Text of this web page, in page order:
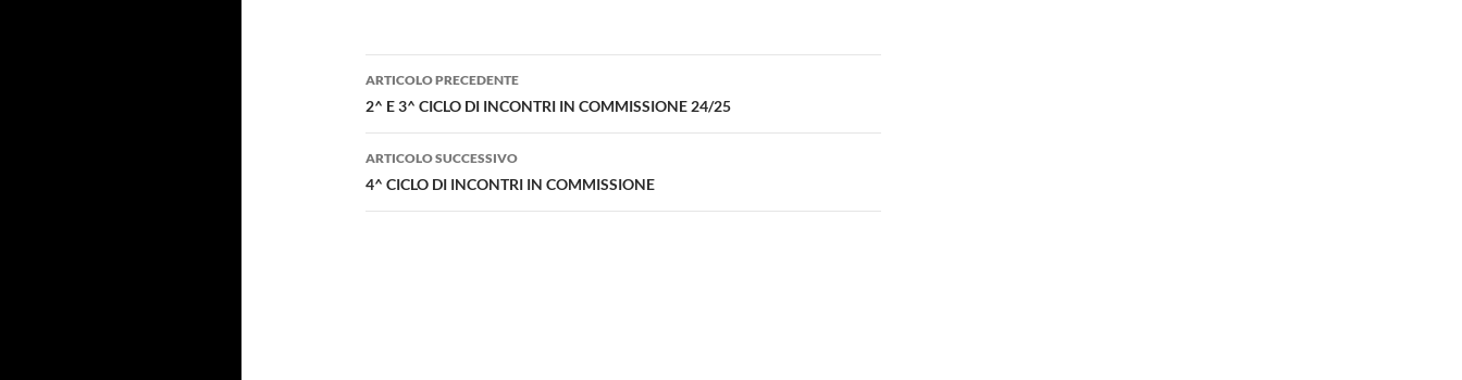
Navigazione
articolo
ARTICOLO PRECEDENTE
2^ E 3^ CICLO DI INCONTRI IN COMMISSIONE 24/25
ARTICOLO SUCCESSIVO
4^ CICLO DI INCONTRI IN COMMISSIONE